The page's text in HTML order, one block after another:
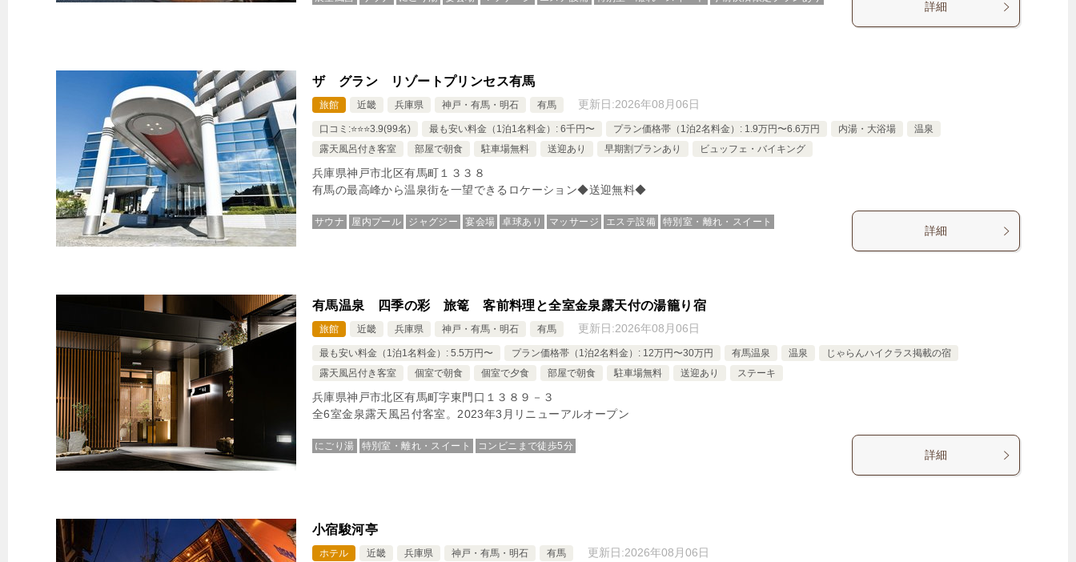
詳細
ザ グラン リゾートプリンセス有馬
旅館 近畿 兵庫県 神戸・有馬・明石 有馬 更新日:2026年08月06日
口コミ:⭐️⭐️⭐️3.9(99名) 最も安い料金（1泊1名料金）: 6千円〜 プラン価格帯（1泊2名料金）: 1.9万円〜6.6万円 内湯・大浴場
温泉
露天風呂付き客室
部屋で朝食 駐車場無料 送迎あり 早期割プランあり ビュッフェ・バイキング
兵庫県神戸市北区有馬町１３３８
有馬の最高峰から温泉街を一望できるロケーション◆送迎無料◆
詳細
サウナ 屋内プール ジャグジー 宴会場 卓球あり マッサージ エステ設備 特別室・離れ・スイート
有馬温泉 四季の彩 旅篭 客前料理と全室金泉露天付の湯籠り宿
旅館 近畿 兵庫県 神戸・有馬・明石 有馬 更新日:2026年08月06日
最も安い料金（1泊1名料金）: 5.5万円〜 プラン価格帯（1泊2名料金）: 12万円〜30万円 有馬温泉 温泉
じゃらんハイクラス掲載の宿
露天風呂付き客室
個室で朝食 個室で夕食 部屋で朝食 駐車場無料 送迎あり ステーキ
兵庫県神戸市北区有馬町字東門口１３８９－３
全6室金泉露天風呂付客室。2023年3月リニューアルオープン
詳細
にごり湯 特別室・離れ・スイート コンビニまで徒歩5分
小宿駿河亭
ホテル 近畿 兵庫県 神戸・有馬・明石 有馬 更新日:2026年08月06日